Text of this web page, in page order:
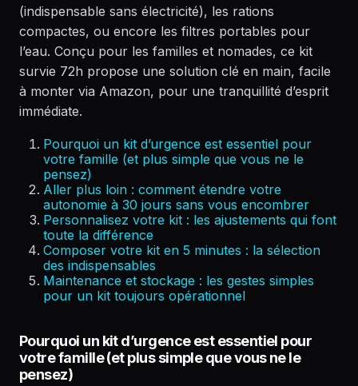
(indispensable sans électricité), les rations
compactes, ou encore les filtres portables pour
l’eau. Conçu pour les familles et nomades, ce kit
survie 72h propose une solution clé en main, facile
à monter via Amazon, pour une tranquillité d’esprit
immédiate.
Pourquoi un kit d’urgence est essentiel pour
votre famille (et plus simple que vous ne le
pensez)
Aller plus loin : comment étendre votre
autonomie à 30 jours sans vous encombrer
Personnalisez votre kit : les ajustements qui font
toute la différence
Composer votre kit en 5 minutes : la sélection
des indispensables
Maintenance et stockage : les gestes simples
pour un kit toujours opérationnel
Pourquoi un kit d’urgence est essentiel pour
votre famille (et plus simple que vous ne le
pensez)